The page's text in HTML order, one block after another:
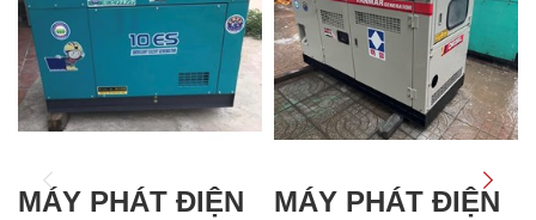
MÁY PHÁT ĐIỆN
MÁY PHÁT ĐIỆN